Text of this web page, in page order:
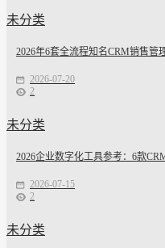
未分类
2026年6套全流程知名CRM销售管
2026-07-20
2
未分类
2026企业数字化工具参考：6款
2026-07-15
2
未分类